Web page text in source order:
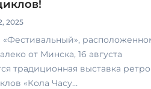
2025
от Минска, 16 августа
традиционная выставка ретро
«Кола Часу…